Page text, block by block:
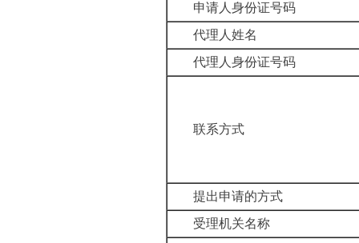
申请人身份证号码
代理人姓名
代理人身份证号码
联系方式
提出申请的方式
受理机关名称